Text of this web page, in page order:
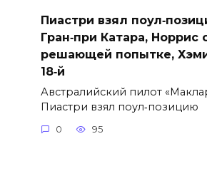
Пиастри взял
Гран‑при Катара, Норрис
решающей попытке,
18‑й
Австралийский пилот
Пиастри взял поул‑позицию
0 95